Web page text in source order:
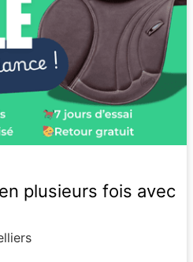
plusieurs fois avec